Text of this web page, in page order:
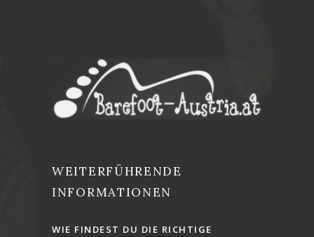
WEITERFÜHRENDE
INFORMATIONEN
WIE FINDEST DU DIE RICHTIGE